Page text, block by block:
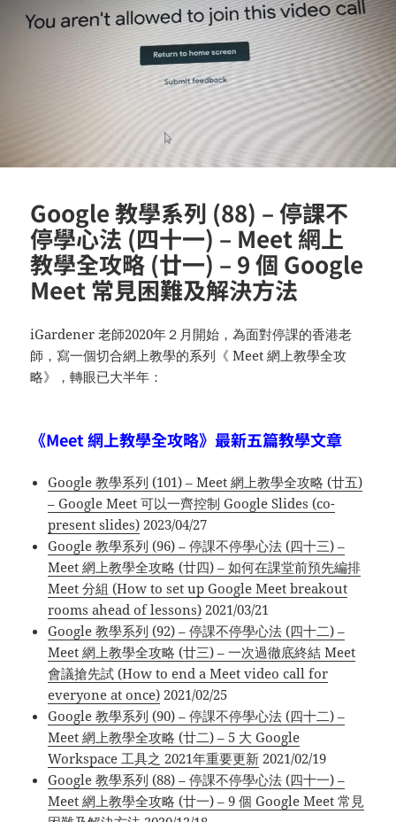
Google 教學系列 (88) – 停課不
停學心法 (四十一) – Meet 網上
教學全攻略 (廿一) – 9 個 Google
Meet 常見困難及解決方法
iGardener 老師2020年２月開始，為面對停課的香港老
師，寫一個切合網上教學的系列《 Meet 網上教學全攻
略》，轉眼已大半年：
《Meet 網上教學全攻略》最新五篇教學文章
Google 教學系列 (101) – Meet 網上教學全攻略 (廿五)
– Google Meet 可以一齊控制 Google Slides (co-
present slides) 2023/04/27
Google 教學系列 (96) – 停課不停學心法 (四十三) –
Meet 網上教學全攻略 (廿四) – 如何在課堂前預先編排
Meet 分組 (How to set up Google Meet breakout
rooms ahead of lessons) 2021/03/21
Google 教學系列 (92) – 停課不停學心法 (四十二) –
Meet 網上教學全攻略 (廿三) – 一次過徹底終結 Meet
會議搶先試 (How to end a Meet video call for
everyone at once) 2021/02/25
Google 教學系列 (90) – 停課不停學心法 (四十二) –
Meet 網上教學全攻略 (廿二) – 5 大 Google
Workspace 工具之 2021年重要更新 2021/02/19
Google 教學系列 (88) – 停課不停學心法 (四十一) –
Meet 網上教學全攻略 (廿一) – 9 個 Google Meet 常見